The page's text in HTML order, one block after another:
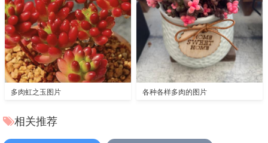
多肉虹之玉图片 各种各样多肉的图片
相关推荐